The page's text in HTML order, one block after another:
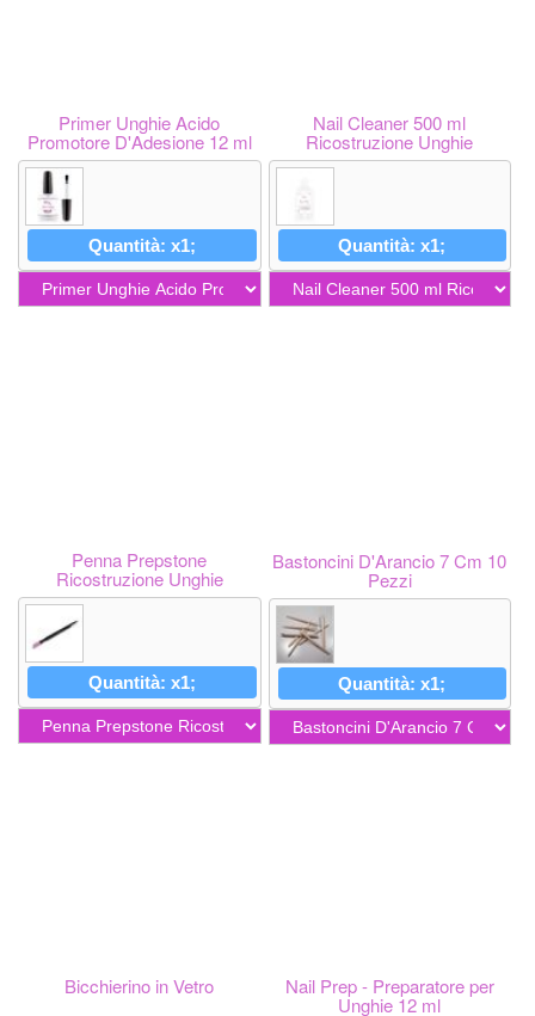
Primer Unghie Acido
Promotore D'Adesione 12 ml
Quantità: x1;
Nail Cleaner 500 ml
Ricostruzione Unghie
Quantità: x1;
Penna Prepstone
Ricostruzione Unghie
Quantità: x1;
Bastoncini D'Arancio 7 Cm 10
Pezzi
Quantità: x1;
Bicchierino in Vetro Nail Prep - Preparatore per
Unghie 12 ml